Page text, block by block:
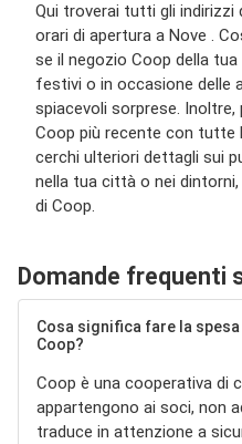
Qui troverai tutti gli indirizzi
orari di apertura a Nove .
se il negozio Coop della
festivi o in occasione delle
spiacevoli sorprese.
Coop più recente con tutte
cerchi ulteriori dettagli sui
nella tua città o nei
di Coop.
Domande frequenti
Cosa significa fare la
Coop?
Coop è una cooperativa di
appartengono ai soci, non
traduce in attenzione a